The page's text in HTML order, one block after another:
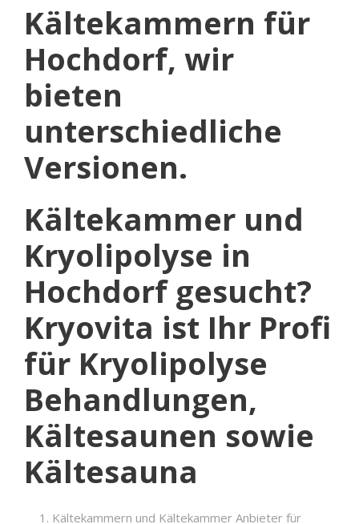
Kältekammern für
Hochdorf, wir
bieten
unterschiedliche
Versionen.
Kältekammer und
Kryolipolyse in
Hochdorf gesucht?
Kryovita ist Ihr Profi
für Kryolipolyse
Behandlungen,
Kältesaunen sowie
Kältesauna
Kältekammern und Kältekammer Anbieter für